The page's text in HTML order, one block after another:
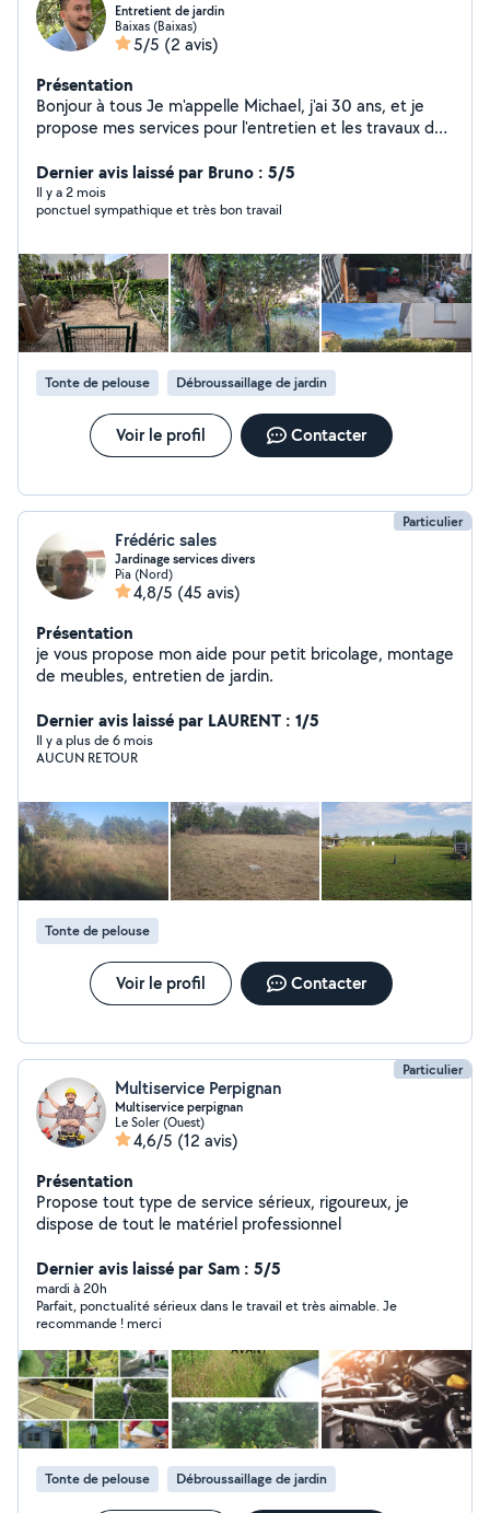
Entretient de jardin
Baixas (Baixas)
5/5 (2 avis)
Présentation
Bonjour à tous Je m'appelle Michael, j'ai 30 ans, et je
propose mes services pour l'entretien et les travaux de
Nettoyage de jardin Entretien régulier de vos espaces
verts Je suis sérieux, motivé et soigneux, et je serai ravi
de vous aider à garder votre jardin propre et agréable.
coup de main ! À bientôt Michael
Dernier avis laissé par Bruno : 5/5
Il y a 2 mois
ponctuel sympathique et très bon travail
Tonte de pelouse Débroussaillage de jardin
Voir le profil Contacter
Particulier
Frédéric sales
Jardinage services divers
Pia (Nord)
4,8/5 (45 avis)
Présentation
je vous propose mon aide pour petit bricolage, montage
de meubles, entretien de jardin.
Dernier avis laissé par LAURENT : 1/5
Il y a plus de 6 mois
AUCUN RETOUR
Tonte de pelouse
Voir le profil Contacter
Particulier
Multiservice Perpignan
Multiservice perpignan
Le Soler (Ouest)
4,6/5 (12 avis)
Présentation
Propose tout type de service sérieux, rigoureux, je
dispose de tout le matériel professionnel
Dernier avis laissé par Sam : 5/5
mardi à 20h
Parfait, ponctualité sérieux dans le travail et très aimable. Je
recommande ! merci
Tonte de pelouse Débroussaillage de jardin